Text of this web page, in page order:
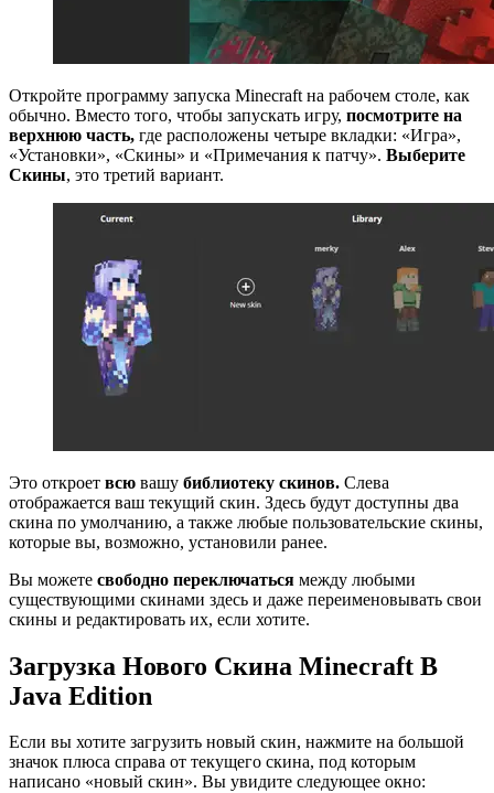
Откройте программу запуска Minecraft на рабочем столе, как
обычно. Вместо того, чтобы запускать игру, посмотрите на
верхнюю часть, где расположены четыре вкладки: «Игра»,
«Установки», «Скины» и «Примечания к патчу». Выберите
Скины, это третий вариант.
Это откроет всю вашу библиотеку скинов. Слева
отображается ваш текущий скин. Здесь будут доступны два
скина по умолчанию, а также любые пользовательские скины,
которые вы, возможно, установили ранее.
Вы можете свободно переключаться между любыми
существующими скинами здесь и даже переименовывать свои
скины и редактировать их, если хотите.
Загрузка Нового Скина Minecraft В
Java Edition
Если вы хотите загрузить новый скин, нажмите на большой
значок плюса справа от текущего скина, под которым
написано «новый скин». Вы увидите следующее окно: